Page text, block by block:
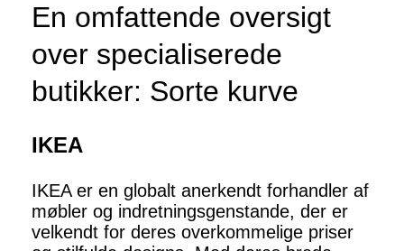
En omfattende oversigt
over specialiserede
butikker: Sorte kurve
IKEA
IKEA er en globalt anerkendt forhandler af
møbler og indretningsgenstande, der er
velkendt for deres overkommelige priser